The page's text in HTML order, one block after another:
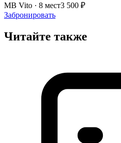
MB Vito · 8 мест3 500 ₽
Забронировать
Читайте также